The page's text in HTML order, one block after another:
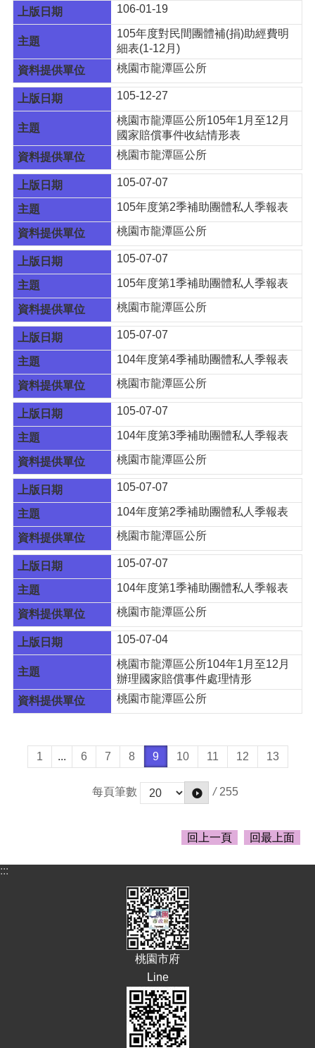
網
站
料
開
宣
告
網
站
全
政
策
106-01-19
105年度對民間團體補(捐)助經費明
細表(1-12月)
桃園市龍潭區公所
105-12-27
桃園市龍潭區公所105年1月至12月
國家賠償事件收結情形表
桃園市龍潭區公所
105-07-07
105年度第2季補助團體私人季報表
桃園市龍潭區公所
105-07-07
105年度第1季補助團體私人季報表
桃園市龍潭區公所
105-07-07
104年度第4季補助團體私人季報表
桃園市龍潭區公所
105-07-07
104年度第3季補助團體私人季報表
桃園市龍潭區公所
105-07-07
104年度第2季補助團體私人季報表
桃園市龍潭區公所
105-07-07
104年度第1季補助團體私人季報表
桃園市龍潭區公所
105-07-04
桃園市龍潭區公所104年1月至12月
辦理國家賠償事件處理情形
桃園市龍潭區公所
1 ... 6 7 8 9 10 11 12 13
每頁筆數 / 255
回上一頁 回最上面
:::
桃園市府
Line